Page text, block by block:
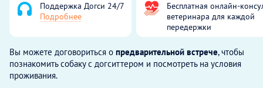
Поддержка Догси 24/7
Подробнее
Бесплатная онлайн-
ветеринара для каждой
передержки
Вы можете договориться о предварительной встрече, чтобы
познакомить собаку с догситтером и посмотреть на условия
проживания.